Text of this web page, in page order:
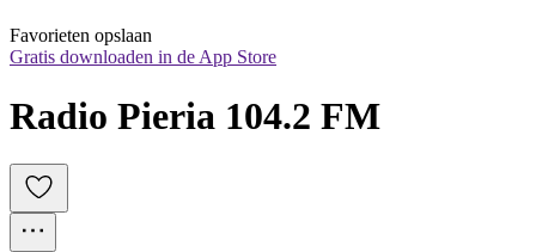
Favorieten opslaan
Gratis downloaden in de App Store
Radio Pieria 104.2 FM